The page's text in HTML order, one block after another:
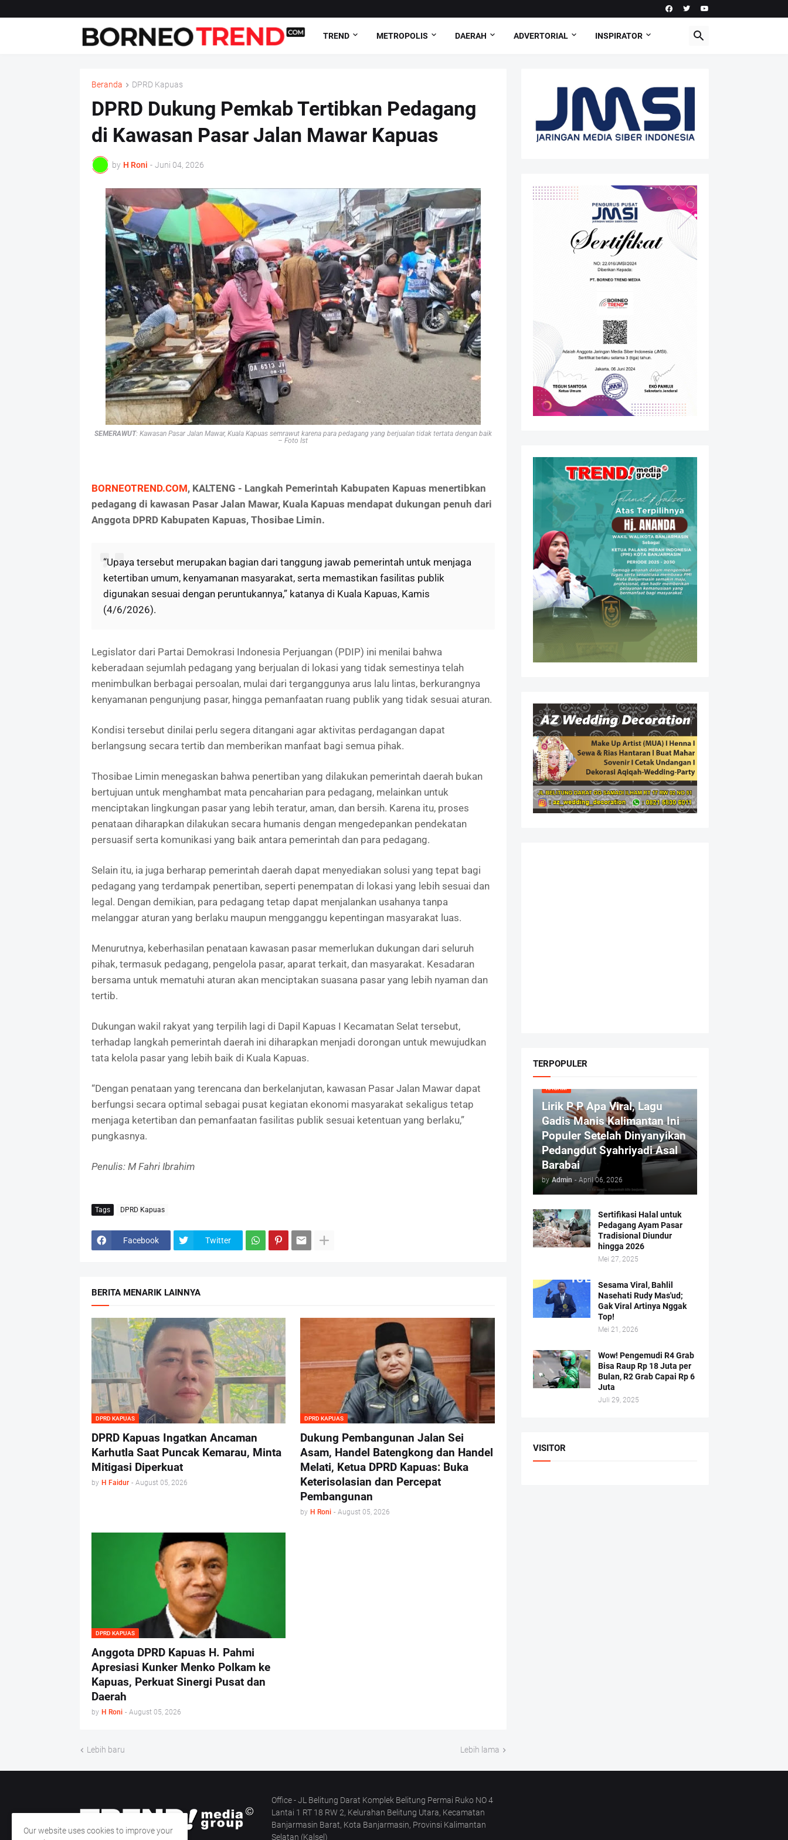
TREND METROPOLIS DAERAH ADVERTORIAL INSPIRATOR
Beranda DPRD Kapuas
DPRD Dukung Pemkab Tertibkan Pedagang
di Kawasan Pasar Jalan Mawar Kapuas
by H Roni - Juni 04, 2026
SEMERAWUT: Kawasan Pasar Jalan Mawar, Kuala Kapuas semrawut karena para pedagang yang berjualan tidak tertata dengan baik
– Foto Ist
BORNEOTREND.COM, KALTENG - Langkah Pemerintah Kabupaten Kapuas menertibkan
pedagang di kawasan Pasar Jalan Mawar, Kuala Kapuas mendapat dukungan penuh dari
Anggota DPRD Kabupaten Kapuas, Thosibae Limin.
“Upaya tersebut merupakan bagian dari tanggung jawab pemerintah untuk menjaga
ketertiban umum, kenyamanan masyarakat, serta memastikan fasilitas publik
digunakan sesuai dengan peruntukannya,” katanya di Kuala Kapuas, Kamis
(4/6/2026).
Legislator dari Partai Demokrasi Indonesia Perjuangan (PDIP) ini menilai bahwa
keberadaan sejumlah pedagang yang berjualan di lokasi yang tidak semestinya telah
menimbulkan berbagai persoalan, mulai dari terganggunya arus lalu lintas, berkurangnya
kenyamanan pengunjung pasar, hingga pemanfaatan ruang publik yang tidak sesuai aturan.
Kondisi tersebut dinilai perlu segera ditangani agar aktivitas perdagangan dapat
berlangsung secara tertib dan memberikan manfaat bagi semua pihak.
Thosibae Limin menegaskan bahwa penertiban yang dilakukan pemerintah daerah bukan
bertujuan untuk menghambat mata pencaharian para pedagang, melainkan untuk
menciptakan lingkungan pasar yang lebih teratur, aman, dan bersih. Karena itu, proses
penataan diharapkan dilakukan secara humanis dengan mengedepankan pendekatan
persuasif serta komunikasi yang baik antara pemerintah dan para pedagang.
Selain itu, ia juga berharap pemerintah daerah dapat menyediakan solusi yang tepat bagi
pedagang yang terdampak penertiban, seperti penempatan di lokasi yang lebih sesuai dan
legal. Dengan demikian, para pedagang tetap dapat menjalankan usahanya tanpa
melanggar aturan yang berlaku maupun mengganggu kepentingan masyarakat luas.
Menurutnya, keberhasilan penataan kawasan pasar memerlukan dukungan dari seluruh
pihak, termasuk pedagang, pengelola pasar, aparat terkait, dan masyarakat. Kesadaran
bersama untuk mematuhi aturan akan menciptakan suasana pasar yang lebih nyaman dan
tertib.
Dukungan wakil rakyat yang terpilih lagi di Dapil Kapuas I Kecamatan Selat tersebut,
terhadap langkah pemerintah daerah ini diharapkan menjadi dorongan untuk mewujudkan
tata kelola pasar yang lebih baik di Kuala Kapuas.
“Dengan penataan yang terencana dan berkelanjutan, kawasan Pasar Jalan Mawar dapat
berfungsi secara optimal sebagai pusat kegiatan ekonomi masyarakat sekaligus tetap
menjaga ketertiban dan pemanfaatan fasilitas publik sesuai ketentuan yang berlaku,”
pungkasnya.
Penulis: M Fahri Ibrahim
Tags DPRD Kapuas
Facebook Twitter
BERITA MENARIK LAINNYA
DPRD KAPUAS
DPRD Kapuas Ingatkan Ancaman
Karhutla Saat Puncak Kemarau, Minta
Mitigasi Diperkuat
by H Faidur - August 05, 2026
DPRD KAPUAS
Dukung Pembangunan Jalan Sei
Asam, Handel Batengkong dan Handel
Melati, Ketua DPRD Kapuas: Buka
Keterisolasian dan Percepat
Pembangunan
by H Roni - August 05, 2026
DPRD KAPUAS
Anggota DPRD Kapuas H. Pahmi
Apresiasi Kunker Menko Polkam ke
Kapuas, Perkuat Sinergi Pusat dan
Daerah
by H Roni - August 05, 2026
Lebih baru Lebih lama
TERPOPULER
RAGAM
Lirik P P Apa Viral, Lagu
Gadis Manis Kalimantan Ini
Populer Setelah Dinyanyikan
Pedangdut Syahriyadi Asal
Barabai
by Admin - April 06, 2026
Sertifikasi Halal untuk
Pedagang Ayam Pasar
Tradisional Diundur
hingga 2026
Mei 27, 2025
Sesama Viral, Bahlil
Nasehati Rudy Mas'ud;
Gak Viral Artinya Nggak
Top!
Mei 21, 2026
Wow! Pengemudi R4 Grab
Bisa Raup Rp 18 Juta per
Bulan, R2 Grab Capai Rp 6
Juta
Juli 29, 2025
VISITOR
Office - JL Belitung Darat Komplek Belitung Permai Ruko NO 4
Lantai 1 RT 18 RW 2, Kelurahan Belitung Utara, Kecamatan
Banjarmasin Barat, Kota Banjarmasin, Provinsi Kalimantan
Selatan (Kalsel)
Our website uses cookies to improve your